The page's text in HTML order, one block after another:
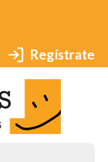
Regístrate